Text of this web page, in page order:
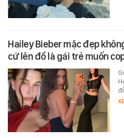
Hailey Bieber mặc đẹp
cứ lên đồ là gái trẻ muốn